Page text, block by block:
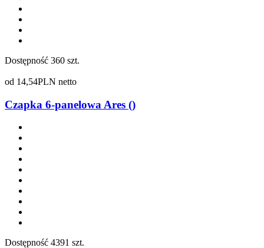
Dostępność 360 szt.
od 14,54PLN netto
Czapka 6-panelowa Ares ()
Dostępność 4391 szt.